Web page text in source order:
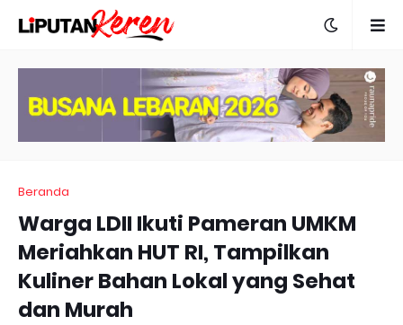
Beranda
Warga LDII Ikuti Pameran UMKM
Meriahkan HUT RI, Tampilkan
Kuliner Bahan Lokal yang Sehat
dan Murah